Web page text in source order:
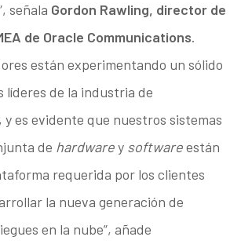
señala Gordon Rawling, director de
de Oracle Communications.
están experimentando un sólido
líderes de la industria de
es evidente que nuestros sistemas
de hardwarey softwareestán
requerida por los clientes
la nueva generación de
en la nube”, añade